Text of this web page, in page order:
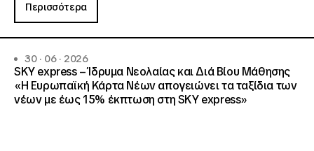
Περισσότερα
30 · 06 · 2026
SKY express – Ίδρυμα Νεολαίας και Διά Βίου Μάθησης
«Η Ευρωπαϊκή Κάρτα Νέων απογειώνει τα ταξίδια των
νέων με έως 15% έκπτωση στη SKY express»